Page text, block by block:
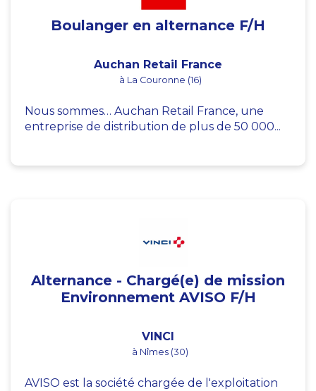
Boulanger en alternance F/H
Auchan Retail France
à La Couronne (16)
Nous sommes… Auchan Retail France, une
entreprise de distribution de plus de 50 000...
Alternance - Chargé(e) de mission
Environnement AVISO F/H
VINCI
à Nîmes (30)
AVISO est la société chargée de l'exploitation